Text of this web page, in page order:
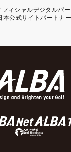
フィシャルデジタルパ
本公式サイトパートナー